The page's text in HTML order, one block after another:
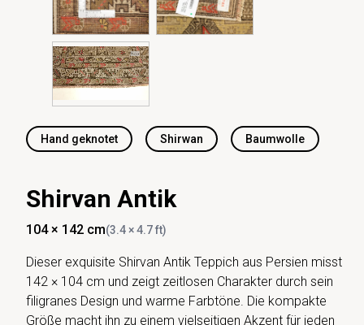
Hand geknotet Shirwan Baumwolle
Shirvan Antik
104 × 142 cm(3.4 × 4.7 ft)
Dieser exquisite Shirvan Antik Teppich aus Persien misst
142 × 104 cm und zeigt zeitlosen Charakter durch sein
filigranes Design und warme Farbtöne. Die kompakte
Größe macht ihn zu einem vielseitigen Akzent für jeden